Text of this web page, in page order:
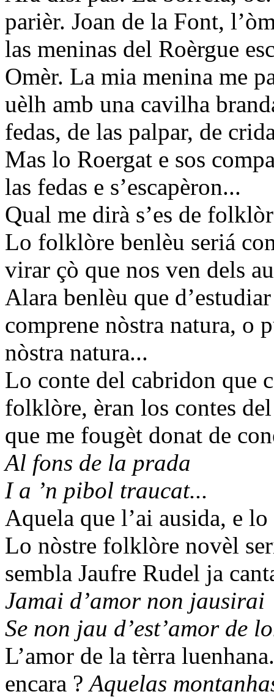
parièr. Joan de la Font,
las meninas del Roèrgue
Omèr. La mia menina me
uèlh amb una cavilha
fedas, de las palpar, de
Mas lo Roergat e sos
las fedas e s’escapèron...
Qual me dirà s’es de
Lo folklòre benlèu seriá
virar çò que nos ven dels
Alara benlèu que
comprene nòstra natura, o
nòstra natura...
Lo conte del cabridon que
folklòre, èran los contes
que me fougèt donat de
Al fons de la prada
I a ’n pibol traucat...
Aquela que l’ai ausida, e
Lo nòstre folklòre novèl
sembla Jaufre Rudel ja
Jamai d’amor non jausirai
Se non jau d’est’amor de
L’amor de la tèrra
encara ?Aquelas